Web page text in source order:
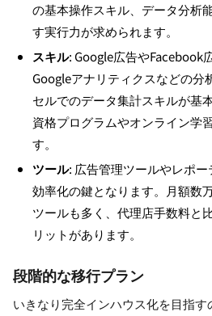
の基本操作スキル、データ分析
す実行力が求められます。
スキル: Google広告やFacebook
Googleアナリティクスなどの分
セルでのデータ集計スキルが基
資格プログラムやオンライン学
す。
ツール: 広告管理ツールやレポ
効率化の鍵となります。月額数
ツールも多く、代理店手数料と
リットがあります。
段階的な移行プラン
いきなり完全インハウス化を目指